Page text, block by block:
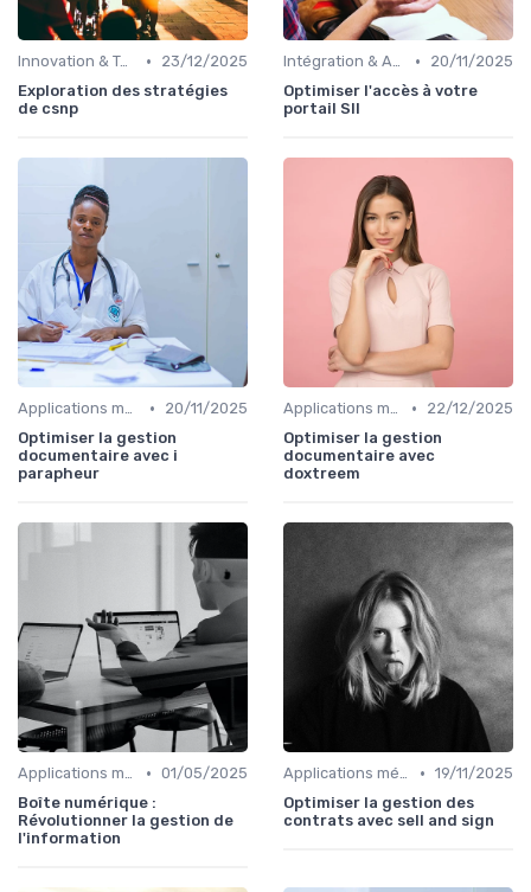
Innovation & Tendances •
23/12/2025
Exploration des stratégies
de csnp
Intégration & APIs •
20/11/2025
Optimiser l'accès à votre
portail SII
Applications métiers •
20/11/2025
Optimiser la gestion
documentaire avec i
parapheur
Applications métiers •
22/12/2025
Optimiser la gestion
documentaire avec
doxtreem
Applications métiers • 01/05/2025
Boîte numérique :
Révolutionner la gestion de
l'information
Applications métiers • 19/11/2025
Optimiser la gestion des
contrats avec sell and sign